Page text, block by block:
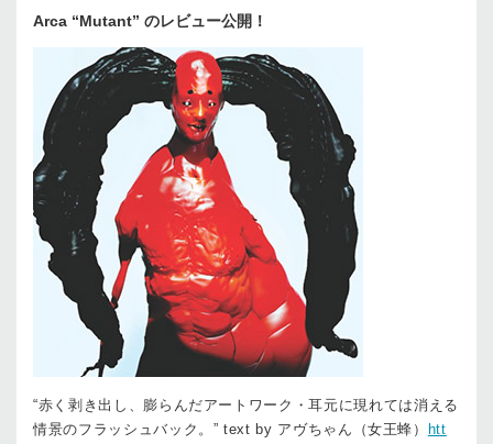
Arca “Mutant” のレビュー公開！
“赤く剥き出し、膨らんだアートワーク・耳元に現れては消える
情景のフラッシュバック。” text by アヴちゃん（女王蜂）
htt